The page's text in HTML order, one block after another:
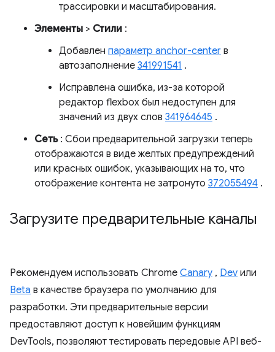
трассировки и масштабирования.
Элементы > Стили :
Добавлен параметр anchor-center в
автозаполнение 341991541 .
Исправлена ​​ошибка, из-за которой
редактор flexbox был недоступен для
значений из двух слов 341964645 .
Сеть: Сбои предварительной загрузки теперь
отображаются в виде желтых предупреждений
или красных ошибок, указывающих на то, что
отображение контента не затронуто 372055494 .
Загрузите предварительные каналы
Рекомендуем использовать Chrome Canary , Dev или
Beta в качестве браузера по умолчанию для
разработки. Эти предварительные версии
предоставляют доступ к новейшим функциям
DevTools, позволяют тестировать передовые API веб-